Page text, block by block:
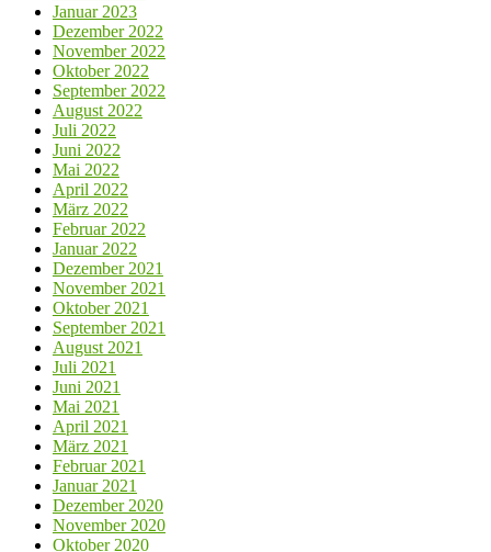
Januar 2023
Dezember 2022
November 2022
Oktober 2022
September 2022
August 2022
Juli 2022
Juni 2022
Mai 2022
April 2022
März 2022
Februar 2022
Januar 2022
Dezember 2021
November 2021
Oktober 2021
September 2021
August 2021
Juli 2021
Juni 2021
Mai 2021
April 2021
März 2021
Februar 2021
Januar 2021
Dezember 2020
November 2020
Oktober 2020